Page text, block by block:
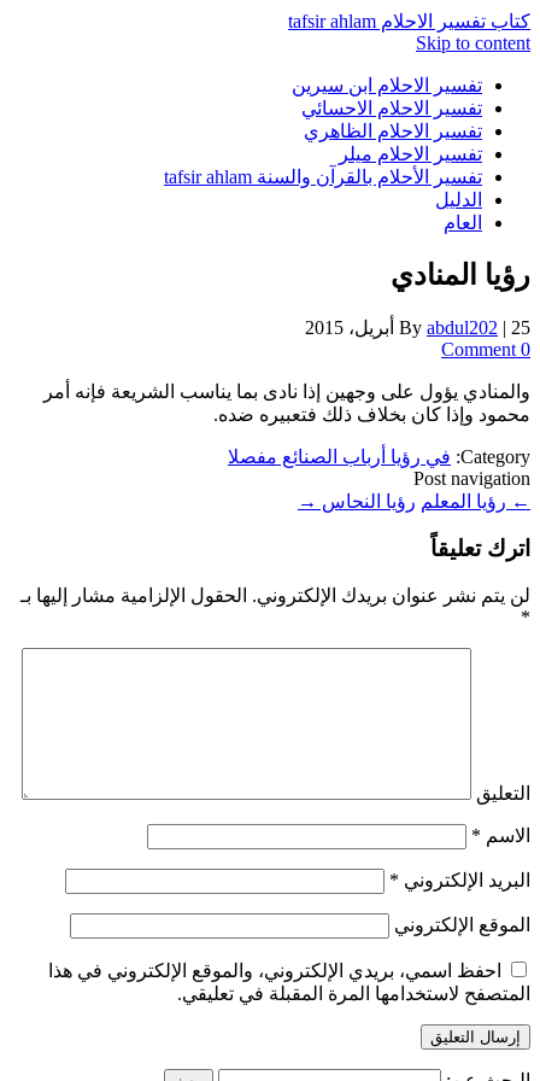
كتاب تفسير الاحلام tafsir ahlam
Skip to content
تفسير الاحلام ابن سيرين
تفسير الاحلام الاحسائي
تفسير الاحلام الظاهري
تفسير الاحلام ميلر
تفسير الأحلام بالقرآن والسنة tafsir ahlam
الدليل
العام
رؤيا المنادي
By abdul202 | 25 أبريل، 2015
0 Comment
والمنادي يؤول على وجهين إذا نادى بما يناسب الشريعة فإنه أمر
محمود وإذا كان بخلاف ذلك فتعبيره ضده.
Category: في رؤيا أرباب الصنائع مفصلا
Post navigation
← رؤيا المعلم رؤيا النحاس →
اترك تعليقاً
لن يتم نشر عنوان بريدك الإلكتروني. الحقول الإلزامية مشار إليها بـ
*
التعليق
الاسم *
البريد الإلكتروني *
الموقع الإلكتروني
احفظ اسمي، بريدي الإلكتروني، والموقع الإلكتروني في هذا
المتصفح لاستخدامها المرة المقبلة في تعليقي.